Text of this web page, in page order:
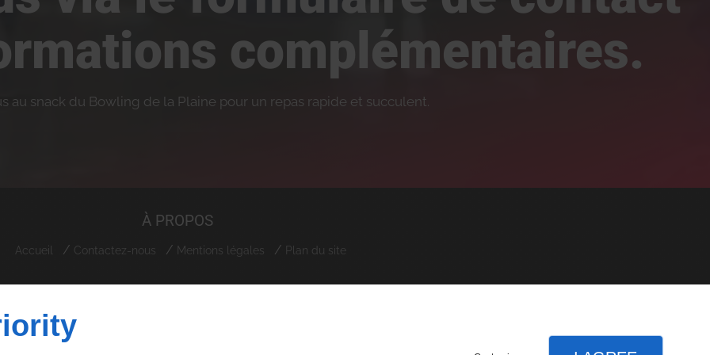
complémentaires.
au snack du Bowling de la Plaine pour un repas rapide et succulent.
À PROPOS
Accueil Contactez-nous Mentions légales Plan du site